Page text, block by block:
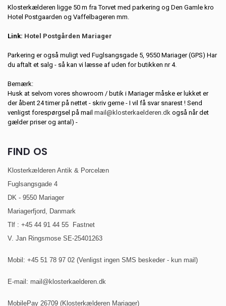
Klosterkælderen ligge 50 m fra Torvet med parkering og Den Gamle kro
Hotel Postgaarden og Vaffelbageren mm.
Link: Hotel Postgården Mariager
Parkering er også muligt ved Fuglsangsgade 5, 9550 Mariager (GPS) Har
du aftalt et salg - så kan vi læsse af uden for butikken nr 4.
Bemærk:
Husk at selvom vores showroom / butik i Mariager måske er lukket er
der åbent 24 timer på nettet - skriv gerne - I vil få svar snarest ! Send
venligst forespørgsel på mail mail@klosterkaelderen.dk også når det
gælder priser og antal) -
FIND OS
Klosterkælderen Antik & Porcelæn
Fuglsangsgade 4
DK - 9550 Mariager
Mariagerfjord, Danmark
Tlf : +45 44 91 44 55 Fastnet
V. Jan Ringsmose SE-25401263
Mobil: +45 51 78 97 02 (Venligst ingen SMS beskeder - kun mail)
E-mail: mail@klosterkaelderen.dk
MobilePay 26709 (Klosterkælderen Mariager)